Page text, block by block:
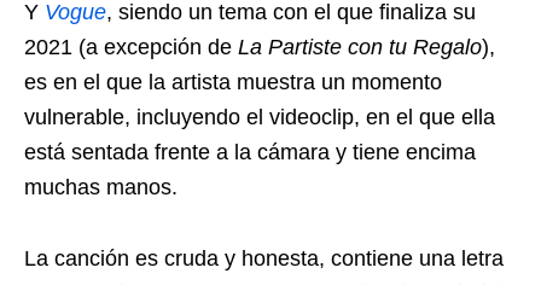
Y Vogue, siendo un tema con el que finaliza su
2021 (a excepción de La Partiste con tu Regalo),
es en el que la artista muestra un momento
vulnerable, incluyendo el videoclip, en el que ella
está sentada frente a la cámara y tiene encima
muchas manos.
La canción es cruda y honesta, contiene una letra